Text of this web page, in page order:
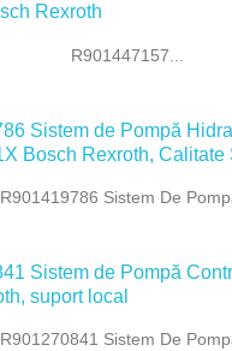
R901447157...
R901419786 Sistem De
R901270841 Sistem De